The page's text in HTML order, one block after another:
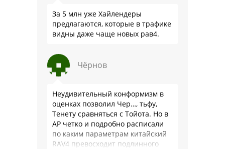
За 5 млн уже Хайлендеры
предлагаются, которые в трафике
видны даже чаще новых рав4.
Чёрнов
Неудивительный конформизм в
оценках позволил Чер…, тьфу,
Тенету сравняться с Тойота. Но в
АР четко и подробно расписали
по каким параметрам китайский
RAV4 превосходит подлинного